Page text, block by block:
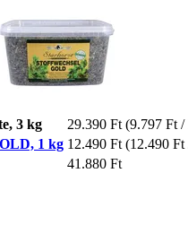
3 kg 29.390 Ft (9.797 Ft /
1 kg 12.490 Ft (12.490 Ft
41.880 Ft